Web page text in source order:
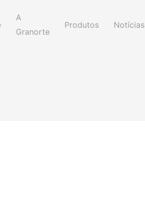
A
Granorte
Produtos Notícias